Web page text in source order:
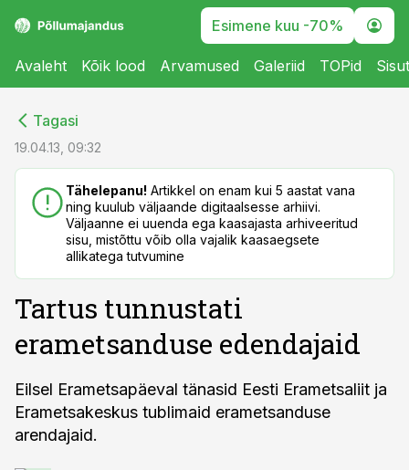
Esimene kuu -70%
Avaleht Kõik lood Arvamused Galeriid TOPid
Tagasi
19.04.13, 09:32
Tähelepanu! Artikkel on enam kui 5 aastat vana
ning kuulub väljaande digitaalsesse arhiivi.
Väljaanne ei uuenda ega kaasajasta arhiveeritud
sisu, mistõttu võib olla vajalik kaasaegsete
allikatega tutvumine
Tartus tunnustati
erametsanduse edendajaid
Eilsel Erametsapäeval tänasid Eesti Erametsaliit ja
Erametsakeskus tublimaid erametsanduse
arendajaid.